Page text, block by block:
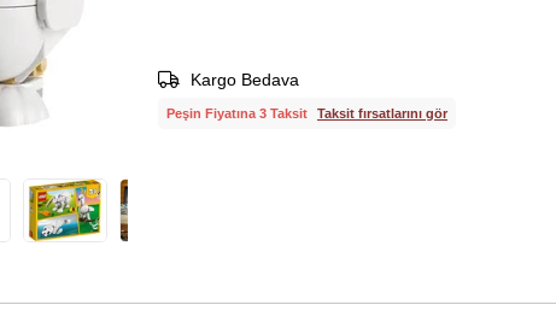
Kargo Bedava
Peşin Fiyatına 3 Taksit Taksit fırsatlarını gör